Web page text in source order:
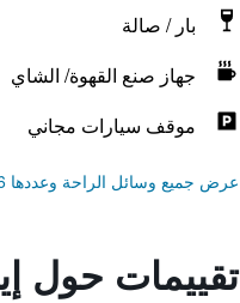
بار / صالة
جهاز صنع القهوة/ الشاي
موقف سيارات مجاني
عرض جميع وسائل الراحة وعددها 66
تقييمات حول